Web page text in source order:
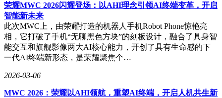
荣耀MWC 2026闪耀登场：以AHI理念引领AI终端变革，开启
智能新未来
此次MWC上，由荣耀打造的机器人手机Robot Phone惊艳亮
相，它打破了手机“无聊黑色方块”的刻板设计，融合了具身智
能交互和旗舰影像两大AI核心能力，开创了具有生命感的下
一代AI终端新形态，是荣耀聚焦个…
2026-03-06
MWC 2026：荣耀以AHI领航，重塑AI终端，开启人机共生新